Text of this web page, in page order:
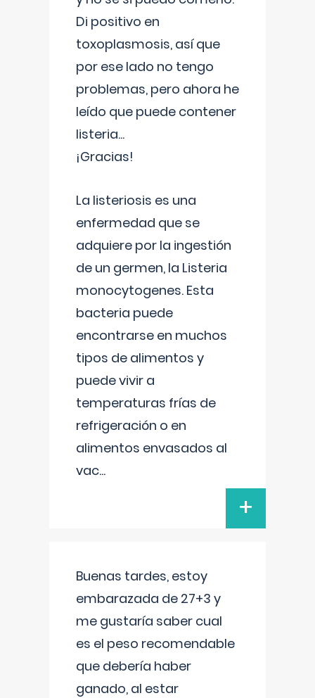
Di positivo en
toxoplasmosis, así que
por ese lado no tengo
problemas, pero ahora he
leído que puede contener
listeria...
¡Gracias!
La listeriosis es una
enfermedad que se
adquiere por la ingestión
de un germen, la Listeria
monocytogenes. Esta
bacteria puede
encontrarse en muchos
tipos de alimentos y
puede vivir a
temperaturas frías de
refrigeración o en
alimentos envasados al
vac...
+
Buenas tardes, estoy
embarazada de 27+3 y
me gustaría saber cual
es el peso recomendable
que debería haber
ganado, al estar